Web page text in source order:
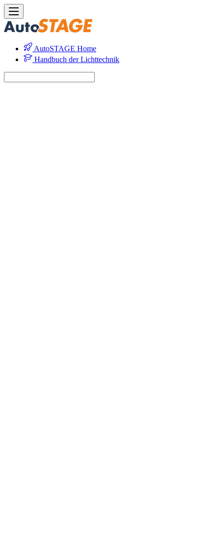
AutoSTAGE Home
Handbuch der Lichttechnik